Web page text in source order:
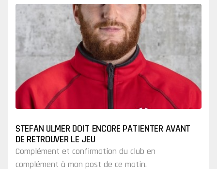
STEFAN ULMER DOIT ENCORE PATIENTER AVANT
DE RETROUVER LE JEU
Complément et confirmation du club en
complément à mon post de ce matin.